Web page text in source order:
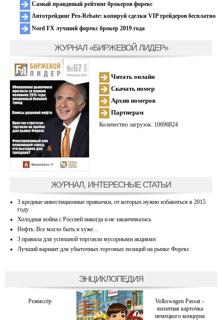
Самый правдивый рейтинг брокеров форекс
Автотрейдинг Pro-Rebate: копируй сделки VIP трейдеров бесплатно
Nord FX лучший форекс брокер 2019 года
ЖУРНАЛ «БИРЖЕВОЙ ЛИДЕР»
Читать онлайн
Скачать номер
Архив номеров
Партнерам
Количество загрузок: 10698824
ЖУРНАЛ, ИНТЕРЕСНЫЕ СТАТЬИ
3 вредные инвестиционные привычки, от которых нужно избавиться в 2015
году
Холодная война с Россией никогда и не заканчивалась
Нефть: Все могло быть и хуже…
3 правила для успешной торговли мусорными акциями
Лучший вариант для убыточных торговых позиций на рынке Форекс
ЭНЦИКЛОПЕДИЯ
Режиссёр
Volkswagen Passat –
визитная карточка
немецкого концерна